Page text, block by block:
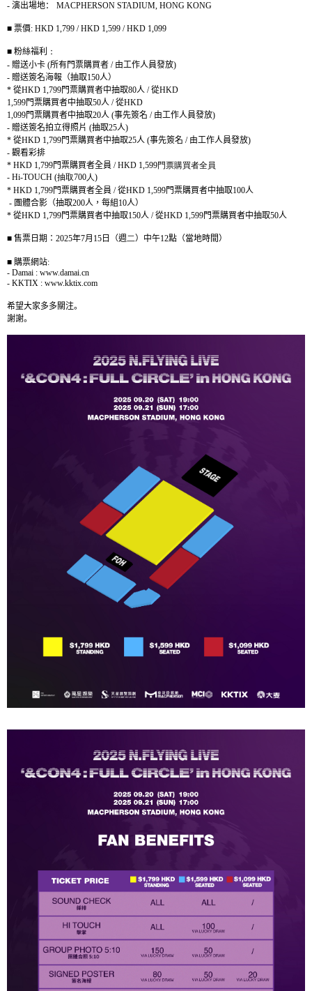
- 演出場地： MACPHERSON STADIUM, HONG KONG
■ 票價: HKD 1,799 / HKD 1,599 / HKD 1,099
■ 粉絲福利
：
- 贈送小卡 (所有門票購買者 / 由工作人員發放)
- 贈送簽名海報（抽取150人）
* 從HKD 1,799門票購買者中抽取80人 /從HKD
1,599門票購買者中抽取50人 /從HKD
1,099門票購買者中抽取20人 (事先簽名 / 由工作人員發放)
- 贈送簽名拍立得照片 (抽取25人)
* 從HKD 1,799門票購買者中抽取25人 (事先簽名 / 由工作人員發放)
- 觀看彩排
* HKD 1,799門票購買者全員 / HKD 1,599門票購買者全員
- Hi-TOUCH (抽取700人)
* HKD 1,799門票購買者全員 /從HKD 1,599門票購買者中抽取100人
- 團體合影（抽取200人，每組 10人）
* 從HKD 1,799門票購買者中抽取150人 /從HKD 1,599門票購買者中抽取50人
■ 售票 日期： 2025年7月 15 日（週二）中午12點（當地時間）
■ 購票網站:
- Damai : www.damai.cn
- KKTIX : www.kktix.com
希望大家多多關注。
謝謝。